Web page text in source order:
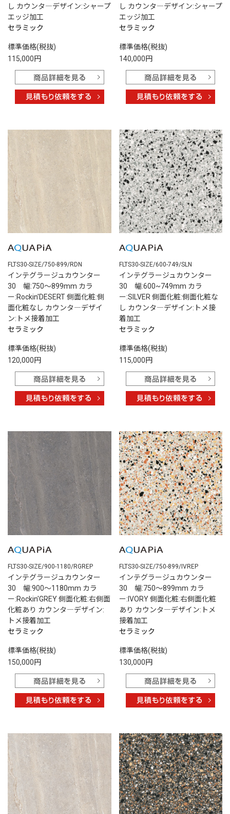
し カウンタ―デザイン:シャープ
エッジ加工
セラミック
標準価格(税抜)
115,000円
し カウンタ―デザイン:シャープ
エッジ加工
セラミック
標準価格(税抜)
140,000円
FLTS30-SIZE/750-899/RDN
インテグラージュカウンター
30 幅:750～899mm カラ
ー:Rockin'DESERT 側面化粧:側
面化粧なし カウンタ―デザイ
ン:トメ接着加工
セラミック
標準価格(税抜)
120,000円
FLTS30-SIZE/600-749/SLN
インテグラージュカウンター
30 幅:600~749mm カラ
ー:SILVER 側面化粧:側面化粧な
し カウンタ―デザイン:トメ接
着加工
セラミック
標準価格(税抜)
115,000円
FLTS30-SIZE/900-1180/RGREP
インテグラージュカウンター
30 幅:900～1180mm カラ
ー:Rockin'GREY 側面化粧:右側面
化粧あり カウンタ―デザイン:
トメ接着加工
セラミック
標準価格(税抜)
150,000円
FLTS30-SIZE/750-899/IVREP
インテグラージュカウンター
30 幅:750～899mm カラ
ー:IVORY 側面化粧:右側面化粧
あり カウンタ―デザイン:トメ
接着加工
セラミック
標準価格(税抜)
130,000円